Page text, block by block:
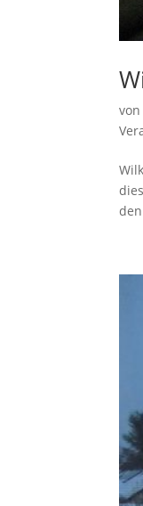
von